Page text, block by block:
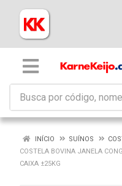
INÍCIO SUÍNOS
COSTELA BOVINA JANELA
CAIXA ±25KG